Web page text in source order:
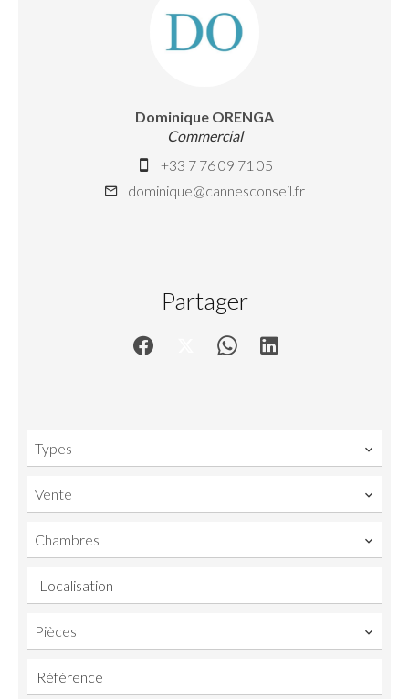
Dominique ORENGA
Commercial
+33 7 76 09 71 05
dominique@cannesconseil.fr
Partager
Types
Vente
Chambres
Localisation
Pièces